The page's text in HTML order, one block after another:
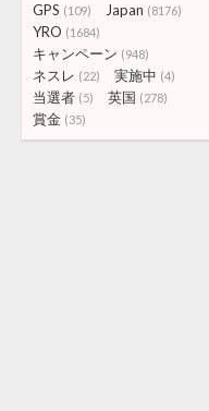
GPS (109) Japan (8176)
YRO (1684)
キャンペーン (948)
ネスレ (22) 実施中 (4)
当選者 (5) 英国 (278)
賞金 (35)